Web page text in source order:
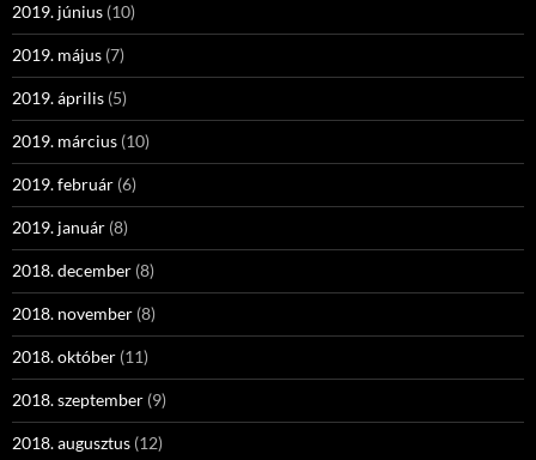
2019. június (10)
2019. május (7)
2019. április (5)
2019. március (10)
2019. február (6)
2019. január (8)
2018. december (8)
2018. november (8)
2018. október (11)
2018. szeptember (9)
2018. augusztus (12)